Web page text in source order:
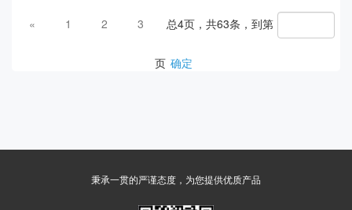
« 1 2 3 总4页，共63条，到第
页 确定
秉承一贯的严谨态度，为您提供优质产品